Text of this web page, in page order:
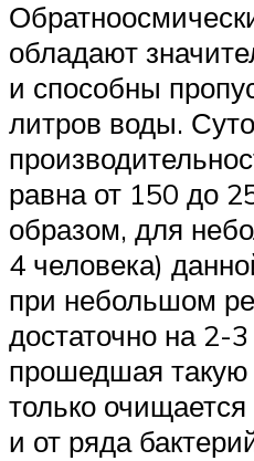
обладают
и способны
литров воды.
равна от 150 до
образом, для
4 человека)
при небольшом
достаточно на 2-
прошедшая
только
и от ряда